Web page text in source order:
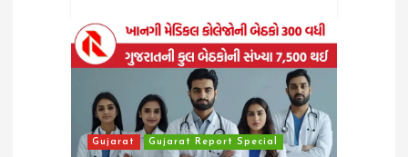
Gujarat Gujarat Report Special